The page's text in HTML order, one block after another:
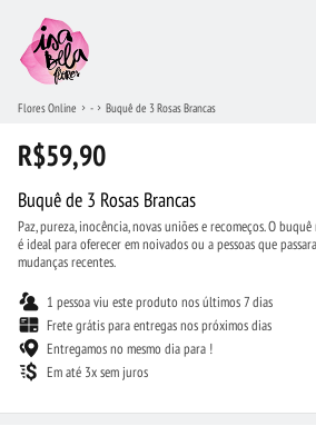
Flores Online - Buquê de 3 Rosas Brancas
R$59,90
Buquê de 3 Rosas Brancas
Paz, pureza, inocência, novas uniões e recomeços. O
é ideal para oferecer em noivados ou a pessoas que
mudanças recentes.
1 pessoa viu este produto nos últimos 7 dias
Frete grátis para entregas nos próximos dias
Entregamos no mesmo dia para !
Em até 3x sem juros